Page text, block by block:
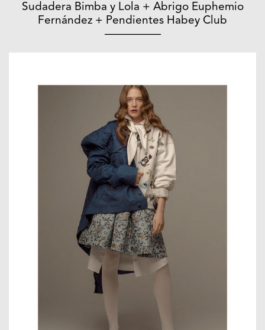
Sudadera Bimba y Lola + Abrigo Euphemio
Fernández + Pendientes Habey Club
—————